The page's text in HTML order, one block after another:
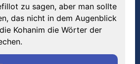
zu sagen, aber man sollte
das nicht in dem Augenblick
Kohanim die Wörter der